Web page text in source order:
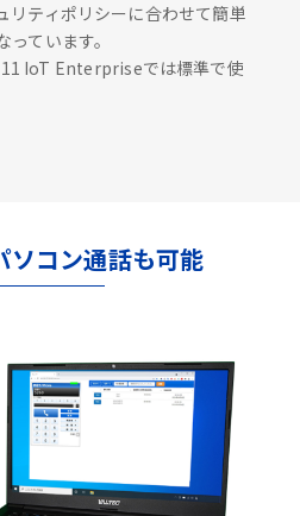
リティポリシーに合わせて簡単
ています。
IoT Enterpriseでは標準で使
ソコン通話も可能